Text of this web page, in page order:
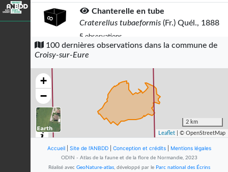
Chanterelle en tube
Craterellus tubaeformis (Fr.) Quél., 1888
5 observations
Dernière observation en1994 Fiche espèce
(Bull.) Gray, 1821
observations
Dernière observation en
1994
Trompette des morts
Craterellus cornucopioides(L.) Pers.,
1825
observations
Fiche espèce
100 dernières observations dans la commune de
Croisy-sur-Eure
+
−
2 km
Leaflet | © OpenStreetMap
Accueil Site de l'ANBDD Conception et crédits Mentions légales
ODIN - Atlas de la faune et de la flore de Normandie, 2023
Réalisé avec GeoNature-atlas, développé par le Parc national des Écrins